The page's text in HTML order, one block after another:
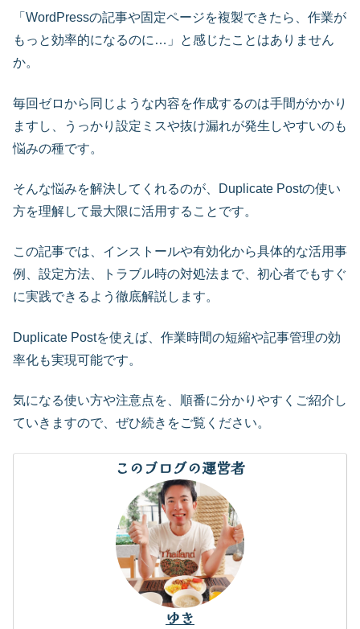
「WordPressの記事や固定ページを複製できたら、作業が
もっと効率的になるのに…」と感じたことはありません
か。
毎回ゼロから同じような内容を作成するのは手間がかかり
ますし、うっかり設定ミスや抜け漏れが発生しやすいのも
悩みの種です。
そんな悩みを解決してくれるのが、Duplicate Postの使い
方を理解して最大限に活用することです。
この記事では、インストールや有効化から具体的な活用事
例、設定方法、トラブル時の対処法まで、初心者でもすぐ
に実践できるよう徹底解説します。
Duplicate Postを使えば、作業時間の短縮や記事管理の効
率化も実現可能です。
気になる使い方や注意点を、順番に分かりやすくご紹介し
ていきますので、ぜひ続きをご覧ください。
このブログの運営者
ゆき